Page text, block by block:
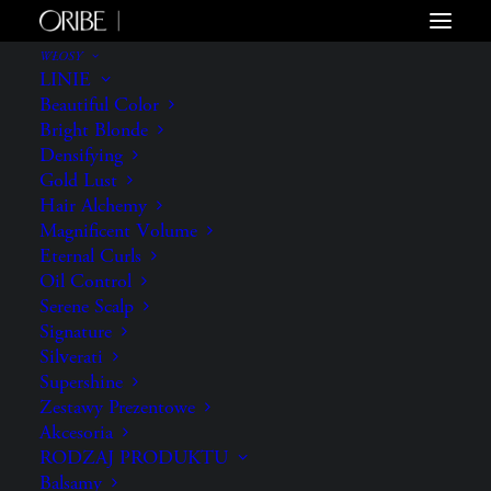
WŁOSY
LINIE
Beautiful Color
Bright Blonde
Densifying
Gold Lust
Hair Alchemy
Magnificent Volume
Eternal Curls
Oil Control
Serene Scalp
Signature
Silverati
Supershine
Zestawy Prezentowe
Akcesoria
RODZAJ PRODUKTU
Balsamy